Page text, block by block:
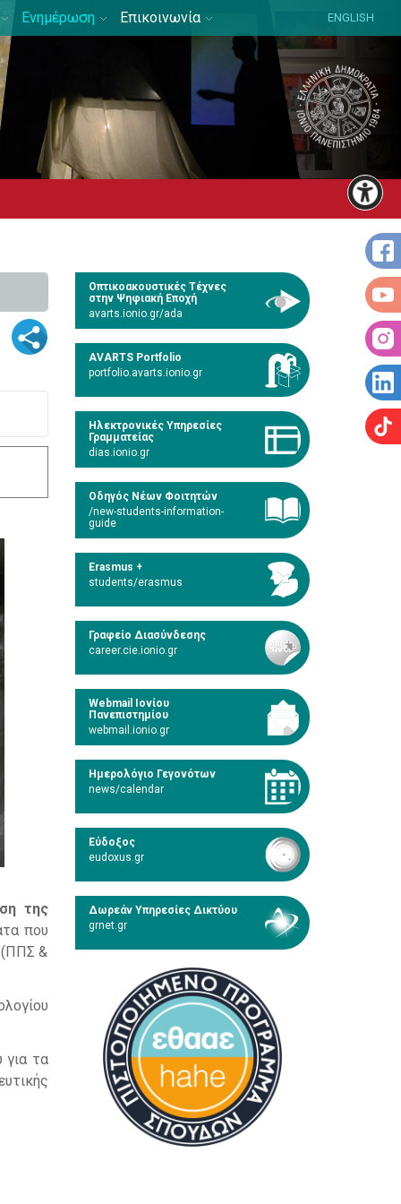
Ενημέρωση Επικοινωνία ENGLISH
της
που
(ΠΠΣ &
για τα
Οπτικοακουστικές Τέχνες
στην Ψηφιακή Εποχή
avarts.ionio.gr/ada
AVARTS Portfolio
portfolio.avarts.ionio.gr
Ηλεκτρονικές Υπηρεσίες
Γραμματείας
dias.ionio.gr
Οδηγός Νέων Φοιτητών
/new-students-information-
guide
Erasmus +
students/erasmus
Γραφείο Διασύνδεσης
career.cie.ionio.gr
Webmail Ιονίου
Πανεπιστημίου
webmail.ionio.gr
Ημερολόγιο Γεγονότων
news/calendar
Εύδοξος
eudoxus.gr
Δωρεάν Υπηρεσίες Δικτύου
grnet.gr